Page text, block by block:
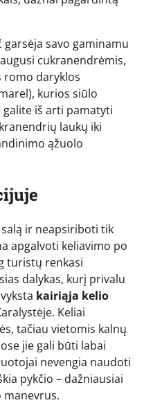
savo gaminamu
cukranendrėmis,
romo daryklos
kurios siūlo
galite iš arti pamatyti
laukų iki
ąžuolo
ir neapsiriboti tik
apgalvoti keliavimo po
turistų renkasi
dalykas, kurį privalu
kairiąja kelio
Keliai
tačiau vietomis kalnų
jie gali būti labai
nevengia naudoti
pykčio – dažniausiai
manevrus.